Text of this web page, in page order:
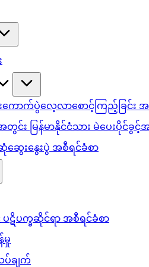
းကောက်ပွဲလေ့လာစောင့်ကြည့်ခြင်း
င်း မြန်မာနိုင်ငံသား မဲပေးပိုင်ခွင့်
းနွေးပွဲ အစီရင်ခံစာ
င့် ပဋိပက္ခဆိုင်ရာ အစီရင်ခံစာ
မှု
ပ်ချက်